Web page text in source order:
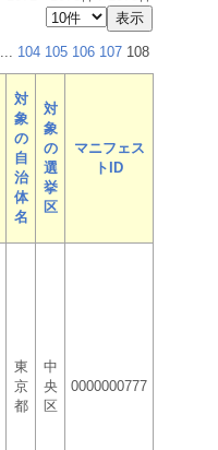
... 104 105 106 107 108
対
象
の
自
治
体
名
対
象
の
選
挙
区
マニフェス
トID
東
京
都
中
央
区
0000000777